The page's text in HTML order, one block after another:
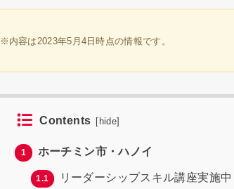
※内容は2023年5月4日時点の情報です。
Contents [ hide]
1 ホーチミン市・ハノイ
1.1 リーダーシップスキル講座実施中